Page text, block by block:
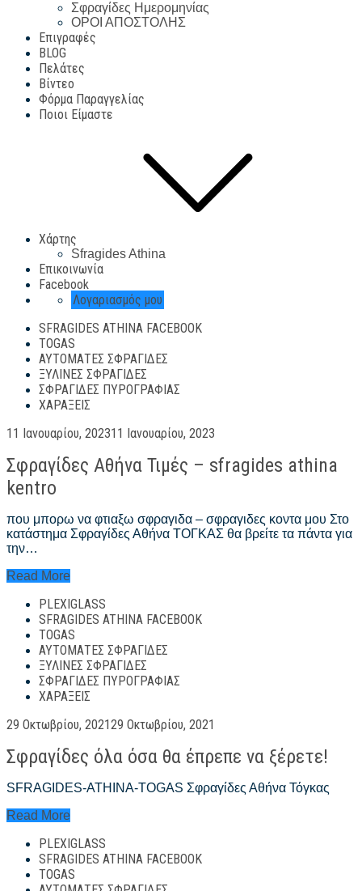
Σφραγίδες Ημερομηνίας
ΟΡΟΙ ΑΠΟΣΤΟΛΗΣ
Επιγραφές
BLOG
Πελάτες
Βίντεο
Φόρμα Παραγγελίας
Ποιοι Είμαστε
Χάρτης
Sfragides Athina
Επικοινωνία
Facebook
Λογαριασμός μου
SFRAGIDES ATHINA FACEBOOK
TOGAS
ΑΥΤΌΜΑΤΕΣ ΣΦΡΑΓΊΔΕΣ
ΞΎΛΙΝΕΣ ΣΦΡΑΓΊΔΕΣ
ΣΦΡΑΓΊΔΕΣ ΠΥΡΟΓΡΑΦΊΑΣ
ΧΑΡΆΞΕΙΣ
Posted
11 Ιανουαρίου, 202311 Ιανουαρίου, 2023
Σφραγίδες Αθήνα Τιμές – sfragides athina
kentro
που μπορω να φτιαξω σφραγιδα – σφραγιδες κοντα μου Στο
κατάστημα Σφραγίδες Αθήνα ΤΟΓΚΑΣ θα βρείτε τα πάντα για
την…
Σφραγίδες
Τιμές
sfragides
athina
kentro
Read More
PLEXIGLASS
SFRAGIDES ATHINA FACEBOOK
TOGAS
ΑΥΤΌΜΑΤΕΣ ΣΦΡΑΓΊΔΕΣ
ΞΎΛΙΝΕΣ ΣΦΡΑΓΊΔΕΣ
ΣΦΡΑΓΊΔΕΣ ΠΥΡΟΓΡΑΦΊΑΣ
ΧΑΡΆΞΕΙΣ
Posted
29 Οκτωβρίου, 202129 Οκτωβρίου, 2021
Σφραγίδες όλα όσα θα έπρεπε να ξέρετε!
SFRAGIDES-ATHINA-TOGAS Σφραγίδες Αθήνα Τόγκας
Σφραγίδες
όσα
έπρεπε
Read More
PLEXIGLASS
SFRAGIDES ATHINA FACEBOOK
TOGAS